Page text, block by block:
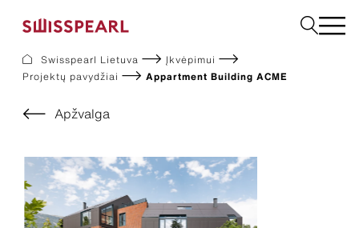
Fasadas
Statybinės
Atsisiuntimai
Swisspearl Lietuva
Įkvėpimui
Projektų pavydžiai
Appartment Building ACME
Apžvalga